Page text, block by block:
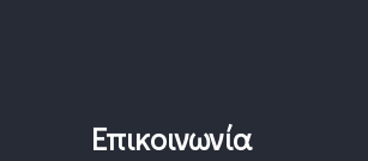
Επικοινωνία